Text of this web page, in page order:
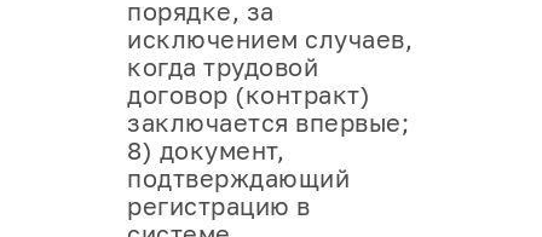
порядке, за
исключением случаев,
когда трудовой
договор (контракт)
заключается впервые;
8) документ,
подтверждающий
регистрацию в